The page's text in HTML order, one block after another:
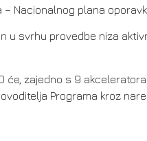
Nacionalnog plana
u svrhu provedbe niza
će, zajedno s 9
Programa kroz